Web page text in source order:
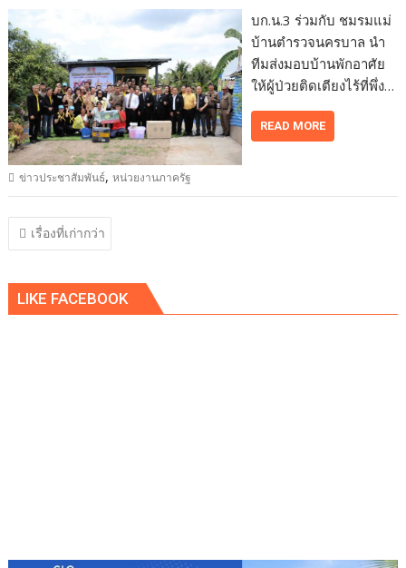
บก.น.3 ร่วมกับ ชมรมแม่
บ้านตำรวจนครบาล นำ
ทีมส่งมอบบ้านพักอาศัย
ให้ผู้ป่วยติดเตียงไร้ที่พึ่ง…
READ MORE
ข่าวประชาสัมพันธ์,หน่วยงานภาครัฐ
แนะแนว
เรื่อง
เรื่องที่เก่ากว่า
LIKE FACEBOOK